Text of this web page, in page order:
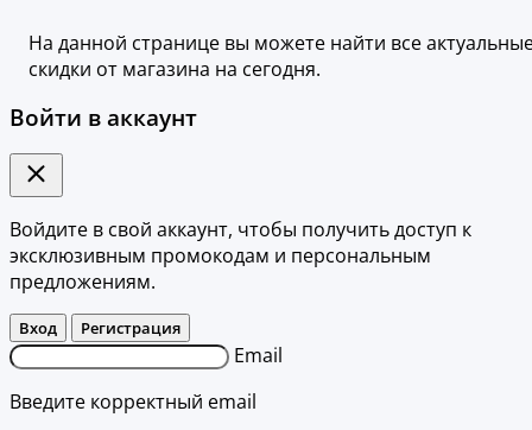
На данной странице вы можете найти все
скидки от магазина на сегодня.
Войти в аккаунт
Войдите в свой аккаунт, чтобы получить доступ к
эксклюзивным промокодам и персональным
предложениям.
Вход Регистрация
Email
Введите корректный email